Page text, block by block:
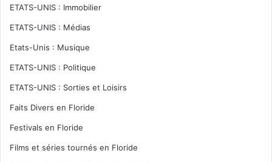
ETATS-UNIS : Immobilier
ETATS-UNIS : Médias
Etats-Unis : Musique
ETATS-UNIS : Politique
ETATS-UNIS : Sorties et Loisirs
Faits Divers en Floride
Festivals en Floride
Films et séries tournés en Floride